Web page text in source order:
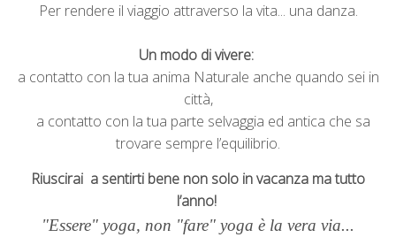
Per rendere il viaggio attraverso la vita... una danza.
Un modo di vivere:
a contatto con la tua anima Naturale anche quando sei in
città,
a contatto con la tua parte selvaggia ed antica che sa
trovare sempre l’equilibrio.
Riuscirai a sentirti bene non solo in vacanza ma tutto
l’anno!
"Essere" yoga, non "fare" yoga è la vera via...